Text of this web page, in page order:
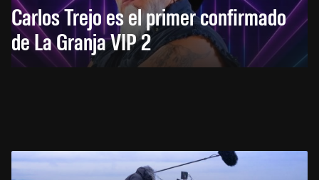
Carlos Trejo es el primer confirmado
de La Granja VIP 2